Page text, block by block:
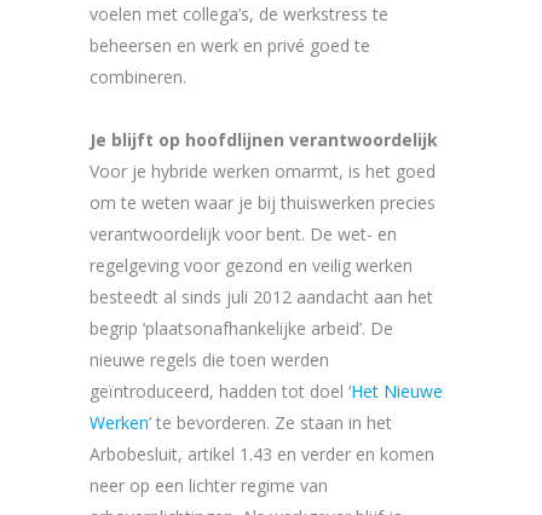
voelen met collega’s, de werkstress te
beheersen en werk en privé goed te
combineren.
Je blijft op hoofdlijnen verantwoordelijk
Voor je hybride werken omarmt, is het goed
om te weten waar je bij thuiswerken precies
verantwoordelijk voor bent. De wet- en
regelgeving voor gezond en veilig werken
besteedt al sinds juli 2012 aandacht aan het
begrip ‘plaatsonafhankelijke arbeid’. De
nieuwe regels die toen werden
geïntroduceerd, hadden tot doel ‘Het Nieuwe
Werken’ te bevorderen. Ze staan in het
Arbobesluit, artikel 1.43 en verder en komen
neer op een lichter regime van